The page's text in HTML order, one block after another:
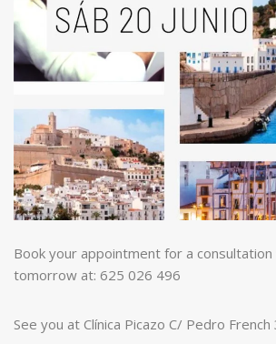
Book your appointment for a consultation
tomorrow at: 625 026 496
See you at Clínica Picazo C/ Pedro French